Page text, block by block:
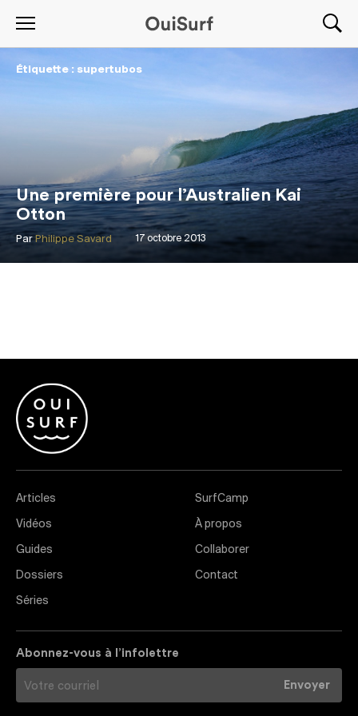
Étiquette : supertubos
Une première pour l’Australien Kai
Otton
17 octobre 2013
Par Philippe Savard
Articles
Vidéos
Guides
Dossiers
Séries
SurfCamp
À propos
Collaborer
Contact
Abonnez-vous à l’infolettre